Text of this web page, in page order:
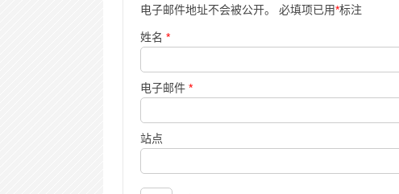
电子邮件地址不会被公开。 必填项已用*标注
姓名 *
电子邮件 *
站点